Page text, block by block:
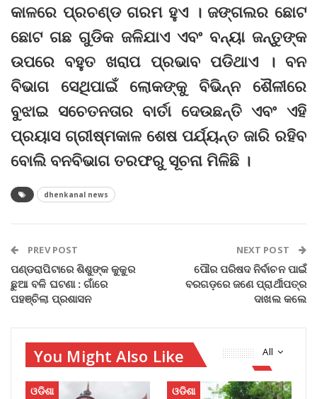
କାଳରେ ପ୍ରଚଣ୍ଡ ଗରମ ହୁଏ । ଜଙ୍ଗଲର ଛୋଟ
ଛୋଟ ଗଛ ଗୁଡିକ ଜଳିଯାଏ ଏବଂ ବନ୍ୟା ଜନ୍ତୁଙ୍କ
ଉପରେ ବହୁତ ଖରାପ ପ୍ରଭାବ ପଡିଥାଏ । ବନ
ବିଭାଗ ସେଥିପାଇଁ ଲୋକଙ୍କୁ ବିଭିନ୍ନ ଶୈଳୀରେ
ବୁଝାଇ ସଚେତନତାର ବାର୍ତା ଦେଉଛନ୍ତି ଏବଂ ଏହି
ପ୍ରୟାସ ଗ୍ରୀଷ୍ମକାଳ ଶେଷ ପର୍ଯ୍ୟନ୍ତ ଜାରି ରହିବ
ବୋଲି ବନବିଭାଗ ତରଫରୁ ସୂଚନା ମିଳିଛି ।
dhenkanal news
PREV POST
ପଣ୍ଡରାପିଟାରେ ଶିଶୁଙ୍କ କୁକୁର
ଛୁଆ ବଳି ଘଟଣା : ଗାଁରେ
ପହଞ୍ଚିଲା ପ୍ରଶାସନ
NEXT POST
ପୌର ପରିଷଦ ନିର୍ବାଚନ ପାଇଁ
ବରଗଡ଼ରେ ଜଣେ ପ୍ରାର୍ଥୀପତ୍ର
ଦାଖଲ କଲେ
All
You Might Also Like
ଓଡିଶା ଓଡିଶା